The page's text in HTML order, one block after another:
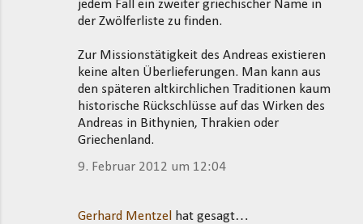
jedem Fall ein zweiter griechischer Name in
der Zwölferliste zu finden.
Zur Missionstätigkeit des Andreas existieren
keine alten Überlieferungen. Man kann aus
den späteren altkirchlichen Traditionen kaum
historische Rückschlüsse auf das Wirken des
Andreas in Bithynien, Thrakien oder
Griechenland.
9. Februar 2012 um 12:04
Gerhard Mentzel
hat gesagt…